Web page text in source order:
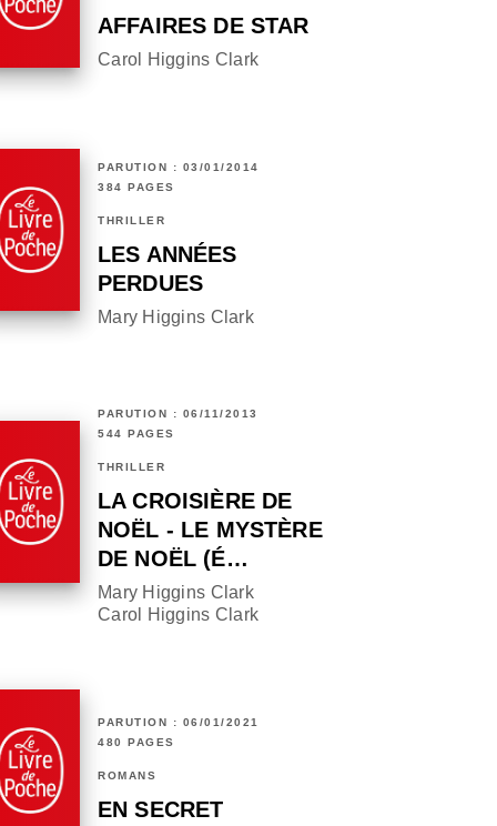
AFFAIRES DE STAR
Carol Higgins Clark
PARUTION : 03/01/2014
384 PAGES
THRILLER
LES ANNÉES
PERDUES
Mary Higgins Clark
PARUTION : 06/11/2013
544 PAGES
THRILLER
LA CROISIÈRE DE
NOËL - LE MYSTÈRE
DE NOËL (É…
Mary Higgins Clark
Carol Higgins Clark
PARUTION : 06/01/2021
480 PAGES
ROMANS
EN SECRET